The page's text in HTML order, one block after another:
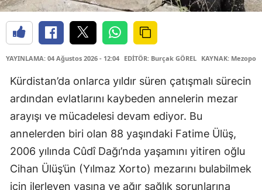
YAYINLAMA: 04 Ağustos 2026 - 12:04 EDİTÖR: Burçak GÖREL KAYNAK:
Kürdistan’da onlarca yıldır süren çatışmalı sürecin
ardından evlatlarını kaybeden annelerin mezar
arayışı ve mücadelesi devam ediyor. Bu
annelerden biri olan 88 yaşındaki Fatime Ülüş,
2006 yılında Cûdî Dağı’nda yaşamını yitiren oğlu
Cihan Ülüş’ün (Yılmaz Xorto) mezarını bulabilmek
için ilerleyen yaşına ve ağır sağlık sorunlarına